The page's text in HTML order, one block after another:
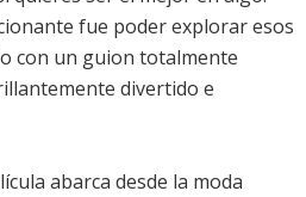
fue poder explorar esos
con un guion totalmente
divertido e
abarca desde la moda